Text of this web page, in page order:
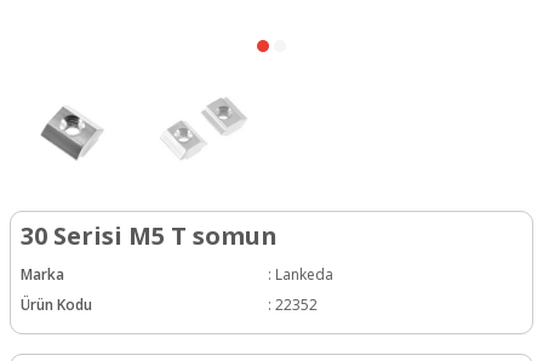
30 Serisi M5 T somun
Marka : Lankeda
Ürün Kodu
: 22352